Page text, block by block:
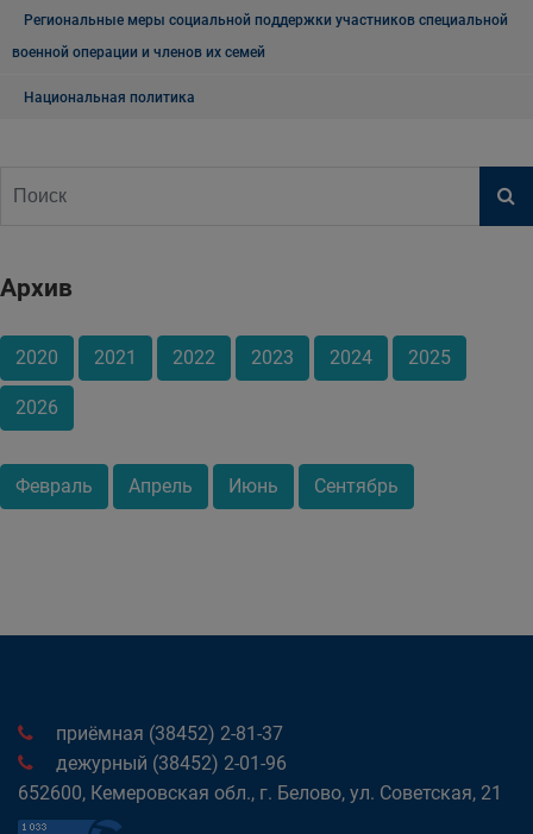
Региональные меры социальной поддержки участников специальной
военной операции и членов их семей
Национальная политика
Архив
2020 2021 2022 2023 2024 2025
2026
Февраль Апрель Июнь Сентябрь
приёмная (38452) 2-81-37
дежурный (38452) 2-01-96
652600, Кемеровская обл., г. Белово, ул. Советская, 21